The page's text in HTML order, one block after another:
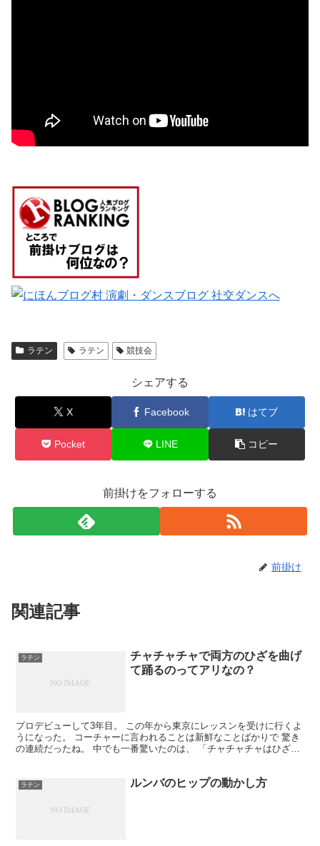
ラテン ラテン 競技会
シェアする
X Facebook はてブ
Pocket LINE コピー
前掛けをフォローする
前掛け
関連記事
ラテン
チャチャチャで両方のひざを曲げ
て踊るのってアリなの？
プロデビューして3年目。 この年から東京にレッスンを受けに行くよ
うになった。 コーチャーに言われることは新鮮なことばかりで 驚き
の連続だったね。 中でも一番驚いたのは、 「チャチャチャはひざを
ラテン ルンバのヒップの動かし方